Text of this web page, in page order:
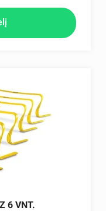
6 VNT.